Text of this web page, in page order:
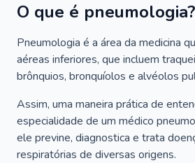
O que é pneumologia?
Pneumologia é a área da medicina
aéreas inferiores, que incluem
brônquios, bronquíolos e alvéolos
Assim, uma maneira prática de
especialidade de um médico
ele previne, diagnostica e trata
respiratórias de diversas origens.